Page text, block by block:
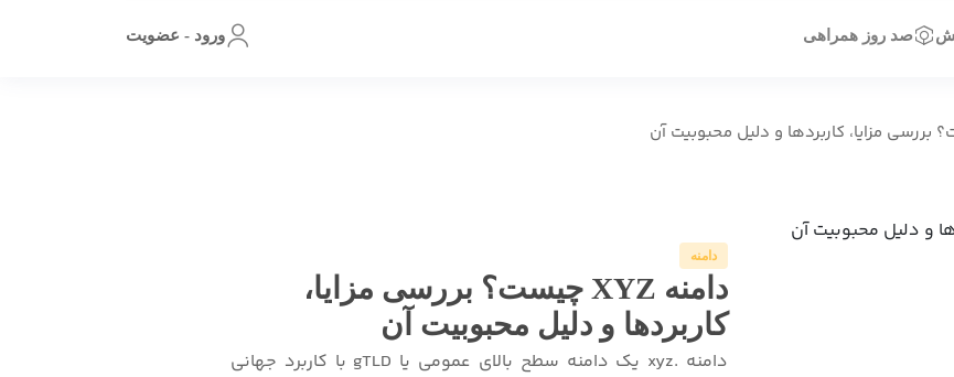
صد روز همراهی ورود - عضویت
دامنه
دامنه XYZ چیست؟ بررسی مزایا،
کاربردها و دلیل محبوبیت آن
دامنه .xyz یک دامنه سطح ‌بالای عمومی یا gTLD با کاربرد جهانی